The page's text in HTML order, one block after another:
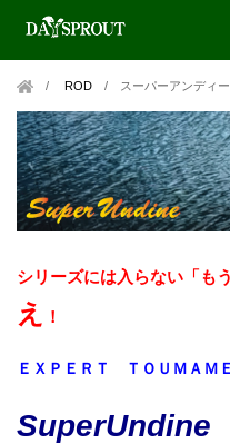
ROD / スーパーアンディ
シリーズには入らない「も
え
！
ＥＸＰＥＲＴ ＴＯＵＭＡＭ
SuperUndine